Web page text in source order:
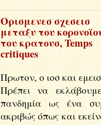
Ορισμενεσ σχεσεισ
μεταξυ του
του κρατουσ,Temps
critiques
Πρωτον, ο ιοσ και εμεισ
Πρέπει να
πανδημία ως ένα
ακριβώς όπως και